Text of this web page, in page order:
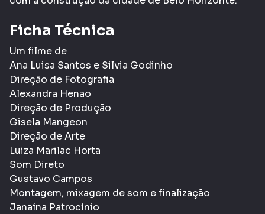
Ficha Técnica
Um filme de
Ana Luisa Santos e Silvia Godinho
Direção de Fotografia
Alexandra Henao
Direção de Produção
Gisela Mangeon
Direção de Arte
Luiza Marilac Horta
Som Direto
Gustavo Campos
Montagem, mixagem de som e finalização
Janaína Patrocínio